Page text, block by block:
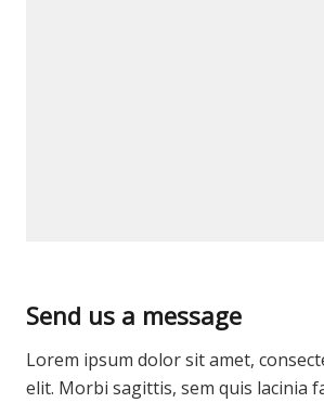
Send us a message
Lorem ipsum dolor sit amet,
elit. Morbi sagittis, sem quis lacinia